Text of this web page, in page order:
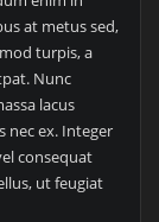
at metus sed,
turpis, a
Nunc
lacus
nec ex. Integer
consequat
ut feugiat